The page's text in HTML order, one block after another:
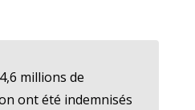
millions de
ont été indemnisés